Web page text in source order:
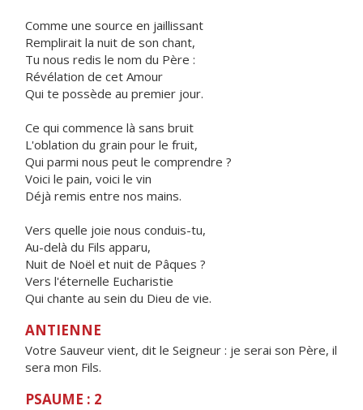
Comme une source en jaillissant
Remplirait la nuit de son chant,
Tu nous redis le nom du Père :
Révélation de cet Amour
Qui te possède au premier jour.
Ce qui commence là sans bruit
L'oblation du grain pour le fruit,
Qui parmi nous peut le comprendre ?
Voici le pain, voici le vin
Déjà remis entre nos mains.
Vers quelle joie nous conduis-tu,
Au-delà du Fils apparu,
Nuit de Noël et nuit de Pâques ?
Vers l'éternelle Eucharistie
Qui chante au sein du Dieu de vie.
ANTIENNE
Votre Sauveur vient, dit le Seigneur : je serai son Père, il
sera mon Fils.
PSAUME : 2